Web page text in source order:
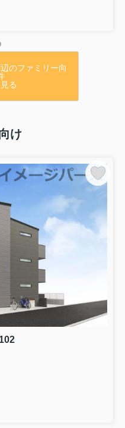
屋
相談可
ム履歴あり
せ下さい★
↓ ↓
いたま市浦
浦和駅） 11
さいた
ョン｜マン
情報
情報！！
城南5丁目♪
い室内♪
のファミリー向
る
け